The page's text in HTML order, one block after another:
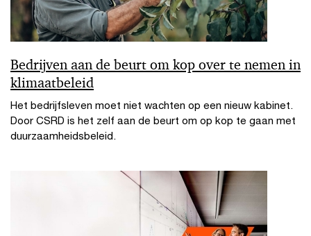
Bedrijven aan de beurt om kop over te nemen in
klimaatbeleid
Het bedrijfsleven moet niet wachten op een nieuw kabinet.
Door CSRD is het zelf aan de beurt om op kop te gaan met
duurzaamheidsbeleid.